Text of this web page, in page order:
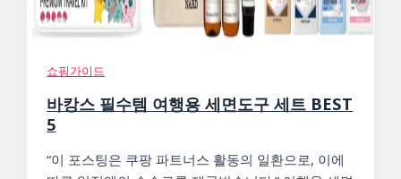
쇼핑가이드
바캉스 필수템 여행용 세면도구 세트 BEST
5
“이 포스팅은 쿠팡 파트너스 활동의 일환으로, 이에